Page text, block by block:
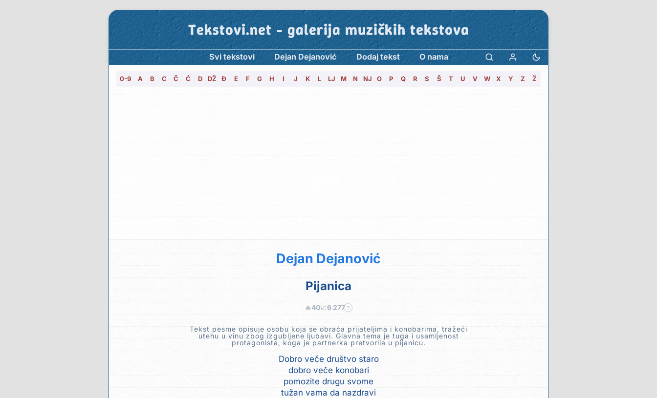
Tekstovi.net - galerija muzičkih tekstova
Svi tekstovi Dejan Dejanović Dodaj tekst O nama
0-9 A B C Č Ć D DŽ Đ E F G H I J K L LJ M N NJ O P Q R S Š T U V W X Y Z Ž
Dejan Dejanović
Pijanica
🔥40📈6 277 ?
Tekst pesme opisuje osobu koja se obraća prijateljima i konobarima, tražeći
utehu u vinu zbog izgubljene ljubavi. Glavna tema je tuga i usamljenost
protagonista, koga je partnerka pretvorila u pijanicu.
Dobro veče društvo staro
dobro veče konobari
pomozite drugu svome
tužan vama da nazdravi